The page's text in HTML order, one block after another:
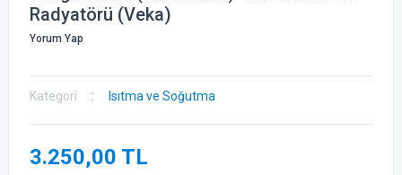
Radyatörü (Veka)
Yorum Yap
Kategori Isıtma ve Soğutma
3.250,00 TL